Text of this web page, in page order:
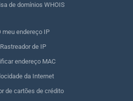
de domínios WHOIS
meu endereço IP
Rastreador de IP
endereço MAC
da Internet
de cartões de crédito